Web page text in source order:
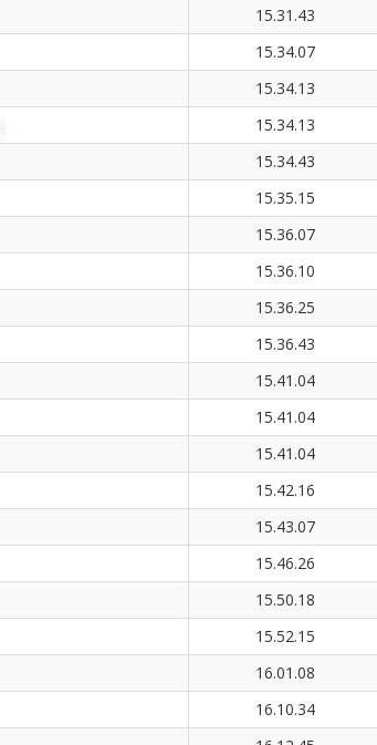
15.31.43
15.34.07
15.34.13
15.34.13
15.34.43
15.35.15
15.36.07
15.36.10
15.36.25
15.36.43
15.41.04
15.41.04
15.41.04
15.42.16
15.43.07
15.46.26
15.50.18
15.52.15
16.01.08
16.10.34